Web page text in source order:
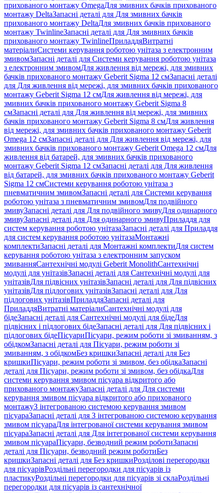
прихованого монтажу OmegaДля змивних бачків прихованого
монтажу DeltaЗапасні деталі для Для змивних бачків
прихованого монтажу DeltaДля змивних бачків прихованого
монтажу TwinlineЗапасні деталі для Для змивних бачків
прихованого монтажу TwinlineПриладдяВитратні
матеріалиСистеми керування роботою унітаза з електронним
змивомЗапасні деталі для Системи керування роботою унітаза
з електронним змивомДля живлення від мережі, для змивних
бачків прихованого монтажу Geberit Sigma 12 смЗапасні деталі
для Для живлення від мережі, для змивних бачків прихованого
монтажу Geberit Sigma 12 смДля живлення від мережі, для
змивних бачків прихованого монтажу Geberit Sigma 8
смЗапасні деталі для Для живлення від мережі, для змивних
бачків прихованого монтажу Geberit Sigma 8 смДля живлення
від мережі, для змивних бачків прихованого монтажу Geberit
Omega 12 смЗапасні деталі для Для живлення від мережі, для
змивних бачків прихованого монтажу Geberit Omega 12 смДля
живлення від батарей, для змивних бачків прихованого
монтажу Geberit Sigma 12 смЗапасні деталі для Для живлення
від батарей, для змивних бачків прихованого монтажу Geberit
Sigma 12 смСистеми керування роботою унітаза з
пневматичним змивомЗапасні деталі для Системи керування
роботою унітаза з пневматичним змивомДля подвійного
змивуЗапасні деталі для Для подвійного змивуДля одинарного
змивуЗапасні деталі для Для одинарного змивуПриладдя для
систем керування роботою унітазаЗапасні деталі для Приладдя
для систем керування роботою унітазаМонтажні
комплектиЗапасні деталі для Монтажні комплектиДля систем
керування роботою унітаза з електронним запуском
змиванняСантехнічні модулі Geberit MonolithСантехнічні
модулі для унітазівЗапасні деталі для Сантехнічні модулі для
унітазівДля підвісних унітазівЗапасні деталі для Для підвісних
унітазівДля підлогових унітазівЗапасні деталі для Для
підлогових унітазівПриладдяЗапасні деталі для
ПриладдяВитратні матеріалиСантехнічні модулі для
бідеЗапасні деталі для Сантехнічні модулі для бідеДля
підвісних і підлогових бідеЗапасні деталі для Для підвісних і
підлогових бідеПісуариПісуари, режим роботи зі змиванням, з
обідкомЗапасні деталі для Пісуари, режим роботи зі
змиванням, з обідкомБез кришкиЗапасні деталі для Без
кришкиПісуари, режим роботи зі змивом, без обідкаЗапасні
деталі для Пісуари, режим роботи зі змивом, без обідкаДля
системи керування змивом пісуара відкритого або
прихованого монтажуЗапасні деталі для Для системи
керування змивом пісуара відкритого або прихованого
монтажуЗ інтегрованою системою керування змивом
пісуараЗапасні деталі для З інтегрованою системою керування
змивом пісуараДля інтегрованої системи керування змивом
пісуараЗапасні деталі для Для інтегрованої системи керування
змивом пісуараПісуари, безводний режим роботиЗапасні
деталі для Пісуари, безводний режим роботиБез
кришкиЗапасні деталі для Без кришкиРозділові перегородки
для пісуарівРоздільні перегородки для пісуарів із
пластикуРоздільні перегородки для пісуарів зі склаРоздільні
перегородки для пісуарів із сантехнічної